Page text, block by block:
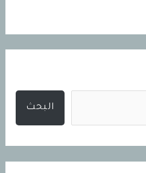
البحث